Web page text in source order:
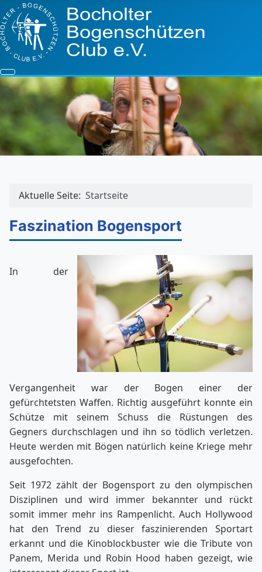
Aktuelle Seite: Startseite
Faszination Bogensport
In der
Vergangenheit war der Bogen einer der
gefürchtetsten Waffen. Richtig ausgeführt konnte ein
Schütze mit seinem Schuss die Rüstungen des
Gegners durchschlagen und ihn so tödlich verletzen.
Heute werden mit Bögen natürlich keine Kriege mehr
ausgefochten.
Seit 1972 zählt der Bogensport zu den olympischen
Disziplinen und wird immer bekannter und rückt
somit immer mehr ins Rampenlicht. Auch Hollywood
hat den Trend zu dieser faszinierenden Sportart
erkannt und die Kinoblockbuster wie die Tribute von
Panem, Merida und Robin Hood haben gezeigt, wie